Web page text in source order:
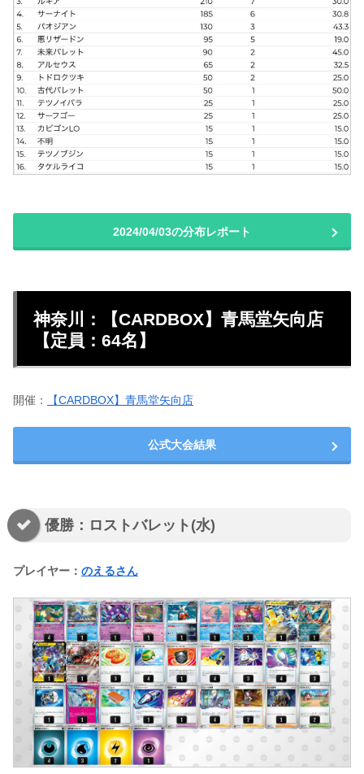
2024/04/03の分布レポート
神奈川：【CARDBOX】青馬堂矢向店
【定員：64名】
開催： 【CARDBOX】青馬堂矢向店
公式大会結果
優勝：ロストバレット(水)
プレイヤー： のえるさん